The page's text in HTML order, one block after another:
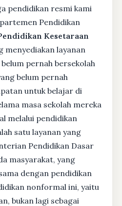
pendidikan resmi kami
Pendidikan
Kesetaraan
menyediakan layanan
pernah bersekolah
belum pernah
untuk belajar di
masa sekolah mereka
melalui pendidikan
satu layanan yang
Pendidikan Dasar
masyarakat, yang
dengan pendidikan
nonformal ini, yaitu
bukan lagi sebagai